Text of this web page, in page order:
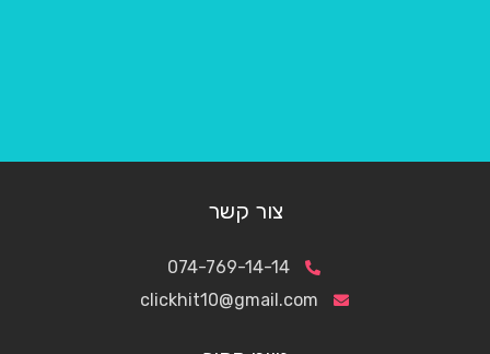
צור קשר
074-769-14-14
clickhit10@gmail.com